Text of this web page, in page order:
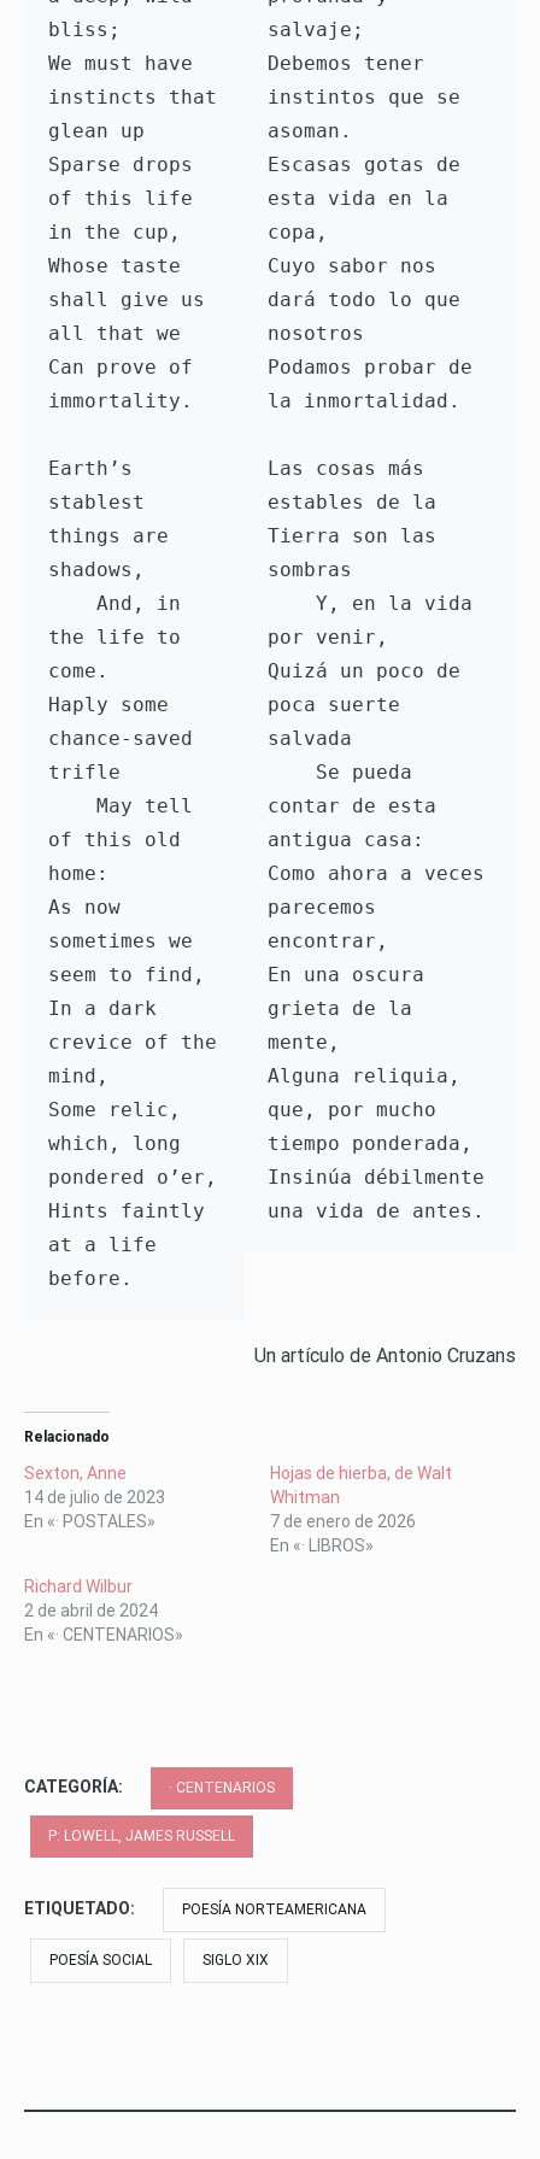
bliss;
We must have
instincts that
glean up
Sparse drops
of this life
in the cup,
Whose taste
shall give us
all that we
Can prove of
immortality.
Earth’s
stablest
things are
shadows,
the life to
come.
Haply some
chance-saved
trifle
of this old
home:
As now
sometimes we
seem to find,
In a dark
crevice of the
mind,
Some relic,
which, long
pondered o’er,
Hints faintly
at a life
salvaje;
Debemos tener
instintos que se
asoman.
Escasas gotas de
esta vida en la
copa,
Cuyo sabor nos
dará todo lo que
nosotros
Podamos probar de
la inmortalidad.
Las cosas más
estables de la
Tierra son las
sombras
    Y, en la vida
por venir,
Quizá un poco de
poca suerte
salvada
contar de esta
antigua casa:
Como ahora a veces
parecemos
encontrar,
En una oscura
grieta de la
mente,
Alguna reliquia,
que, por mucho
tiempo ponderada,
Insinúa débilmente
Un artículo de Antonio Cruzans
Relacionado
Sexton, Anne
14 de julio de 2023
En «· POSTALES»
Hojas de hierba, de Walt
Whitman
7 de enero de 2026
En «· LIBROS»
Richard Wilbur
2 de abril de 2024
En «· CENTENARIOS»
CATEGORÍA: · CENTENARIOS
P: LOWELL, JAMES RUSSELL
ETIQUETADO: POESÍA NORTEAMERICANA
POESÍA SOCIAL SIGLO XIX